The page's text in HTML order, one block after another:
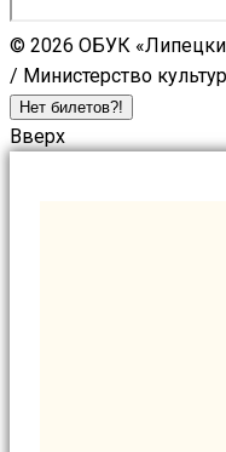
© 2026 ОБУК
/ Министерство
Нет билетов?!
Вверх